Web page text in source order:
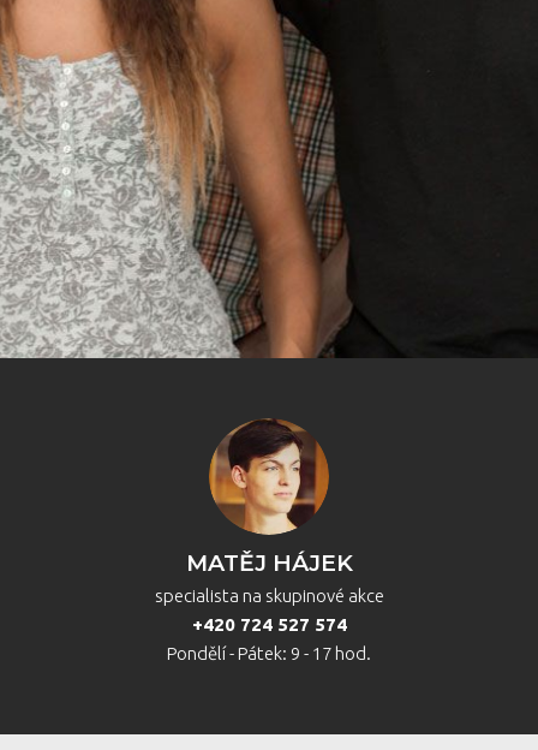
MATĚJ HÁJEK
specialista na skupinové akce
+420 724 527 574
Pondělí - Pátek: 9 - 17 hod.